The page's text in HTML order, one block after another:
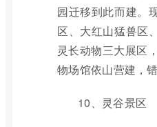
园迁移到此而建。
区、大红山猛兽区
灵长动物三大展区
物场馆依山营建，错
10、灵谷景区